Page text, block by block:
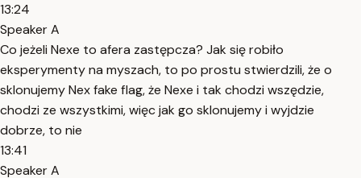
13:24
Speaker A
Co jeżeli Nexe to afera zastępcza? Jak się robiło
eksperymenty na myszach, to po prostu stwierdzili, że o
sklonujemy Nex fake flag, że Nexe i tak chodzi wszędzie,
chodzi ze wszystkimi, więc jak go sklonujemy i wyjdzie
dobrze, to nie
13:41
Speaker A